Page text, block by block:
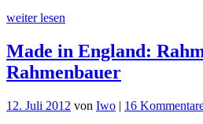
weiter lesen
Made in England:
Rahmenbauer
12. Juli 2012 von Iwo | 16